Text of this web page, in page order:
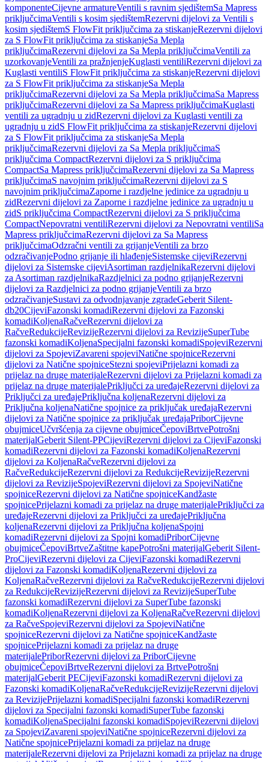
komponenteCijevne armatureVentili s ravnim sjedištemSa Mapress
priključcimaVentili s kosim sjedištemRezervni dijelovi za Ventili s
kosim sjedištemS FlowFit priključcima za stiskanjeRezervni dijelovi
za S FlowFit priključcima za stiskanjeSa Mepla
priključcimaRezervni dijelovi za Sa Mepla priključcimaVentili za
uzorkovanjeVentili za pražnjenjeKuglasti ventiliRezervni dijelovi za
Kuglasti ventiliS FlowFit priključcima za stiskanjeRezervni dijelovi
za S FlowFit priključcima za stiskanjeSa Mepla
priključcimaRezervni dijelovi za Sa Mepla priključcimaSa Mapress
priključcimaRezervni dijelovi za Sa Mapress priključcimaKuglasti
ventili za ugradnju u zidRezervni dijelovi za Kuglasti ventili za
ugradnju u zidS FlowFit priključcima za stiskanjeRezervni dijelovi
za S FlowFit priključcima za stiskanjeSa Mepla
priključcimaRezervni dijelovi za Sa Mepla priključcimaS
priključcima CompactRezervni dijelovi za S priključcima
CompactSa Mapress priključcimaRezervni dijelovi za Sa Mapress
priključcimaS navojnim priključcimaRezervni dijelovi za S
navojnim priključcimaZaporne i razdjelne jedinice za ugradnju u
zidRezervni dijelovi za Zaporne i razdjelne jedinice za ugradnju u
zidS priključcima CompactRezervni dijelovi za S priključcima
CompactNepovratni ventiliRezervni dijelovi za Nepovratni ventiliSa
Mapress priključcimaRezervni dijelovi za Sa Mapress
priključcimaOdzračni ventili za grijanjeVentili za brzo
odzračivanjePodno grijanje ili hlađenjeSistemske cijeviRezervni
dijelovi za Sistemske cijeviAsortiman razdjelnikaRezervni dijelovi
za Asortiman razdjelnikaRazdjelnici za podno grijanjeRezervni
dijelovi za Razdjelnici za podno grijanjeVentili za brzo
odzračivanjeSustavi za odvodnjavanje zgradeGeberit Silent-
db20CijeviFazonski komadiRezervni dijelovi za Fazonski
komadiKoljenaRačveRezervni dijelovi za
RačveRedukcijeRevizijeRezervni dijelovi za RevizijeSuperTube
fazonski komadiKoljenaSpecijalni fazonski komadiSpojeviRezervni
dijelovi za SpojeviZavareni spojeviNatične spojniceRezervni
dijelovi za Natične spojniceStezni spojeviPrijelazni komadi za
prijelaz na druge materijaleRezervni dijelovi za Prijelazni komadi za
prijelaz na druge materijalePriključci za uređajeRezervni dijelovi za
Priključci za uređajePriključna koljenaRezervni dijelovi za
Priključna koljenaNatične spojnice za priključak uređajaRezervni
dijelovi za Natične spojnice za priključak uređajaPriborCijevne
obujmiceUčvršćenja za cijevne obujmiceČepoviBrtvePotrošni
materijalGeberit Silent-PPCijeviRezervni dijelovi za CijeviFazonski
komadiRezervni dijelovi za Fazonski komadiKoljenaRezervni
dijelovi za KoljenaRačveRezervni dijelovi za
RačveRedukcijeRezervni dijelovi za RedukcijeRevizijeRezervni
dijelovi za RevizijeSpojeviRezervni dijelovi za SpojeviNatične
spojniceRezervni dijelovi za Natične spojniceKandžaste
spojnicePrijelazni komadi za prijelaz na druge materijalePriključci za
uređajeRezervni dijelovi za Priključci za uređajePriključna
koljenaRezervni dijelovi za Priključna koljenaSpojni
komadiRezervni dijelovi za Spojni komadiPriborCijevne
obujmiceČepoviBrtveZaštitne kapePotrošni materijalGeberit Silent-
ProCijeviRezervni dijelovi za CijeviFazonski komadiRezervni
dijelovi za Fazonski komadiKoljenaRezervni dijelovi za
KoljenaRačveRezervni dijelovi za RačveRedukcijeRezervni dijelovi
za RedukcijeRevizijeRezervni dijelovi za RevizijeSuperTube
fazonski komadiRezervni dijelovi za SuperTube fazonski
komadiKoljenaRezervni dijelovi za KoljenaRačveRezervni dijelovi
za RačveSpojeviRezervni dijelovi za SpojeviNatične
spojniceRezervni dijelovi za Natične spojniceKandžaste
spojnicePrijelazni komadi za prijelaz na druge
materijalePriborRezervni dijelovi za PriborCijevne
obujmiceČepoviBrtveRezervni dijelovi za BrtvePotrošni
materijalGeberit PECijeviFazonski komadiRezervni dijelovi za
Fazonski komadiKoljenaRačveRedukcijeRevizijeRezervni dijelovi
za RevizijePrijelazni komadiSpecijalni fazonski komadiRezervni
dijelovi za Specijalni fazonski komadiSuperTube fazonski
komadiKoljenaSpecijalni fazonski komadiSpojeviRezervni dijelovi
za SpojeviZavareni spojeviNatične spojniceRezervni dijelovi za
Natične spojnicePrijelazni komadi za prijelaz na druge
materijaleRezervni dijelovi za Prijelazni komadi za prijelaz na druge